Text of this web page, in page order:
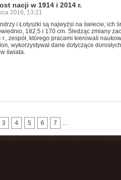
nacji w 1914 i 2014 r.
2016, 13:21
i Łotyszki są najwyżsi na świecie; ich
182,5 i 170 cm. Śledząc zmiany
r., zespół, którego pracami kierowali
wykorzystywał dane dotyczące
świata.
3 4 5 6 7 …